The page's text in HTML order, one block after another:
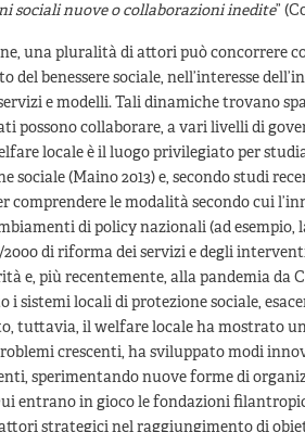
sociali nuove o collaborazioni inedite”
una pluralità di attori può concorrere
del benessere sociale, nell’interesse
e modelli. Tali dinamiche trovano
possono collaborare, a vari livelli di
locale è il luogo privilegiato per
sociale (Maino 2013) e, secondo studi
comprendere le modalità secondo cui
di policy nazionali (ad esempio,
2000 di riforma dei servizi e degli
e, più recentemente, alla pandemia da
i sistemi locali di protezione sociale,
tuttavia, il welfare locale ha mostrato
crescenti, ha sviluppato modi
sperimentando nuove forme di
entrano in gioco le fondazioni
strategici nel raggiungimento di